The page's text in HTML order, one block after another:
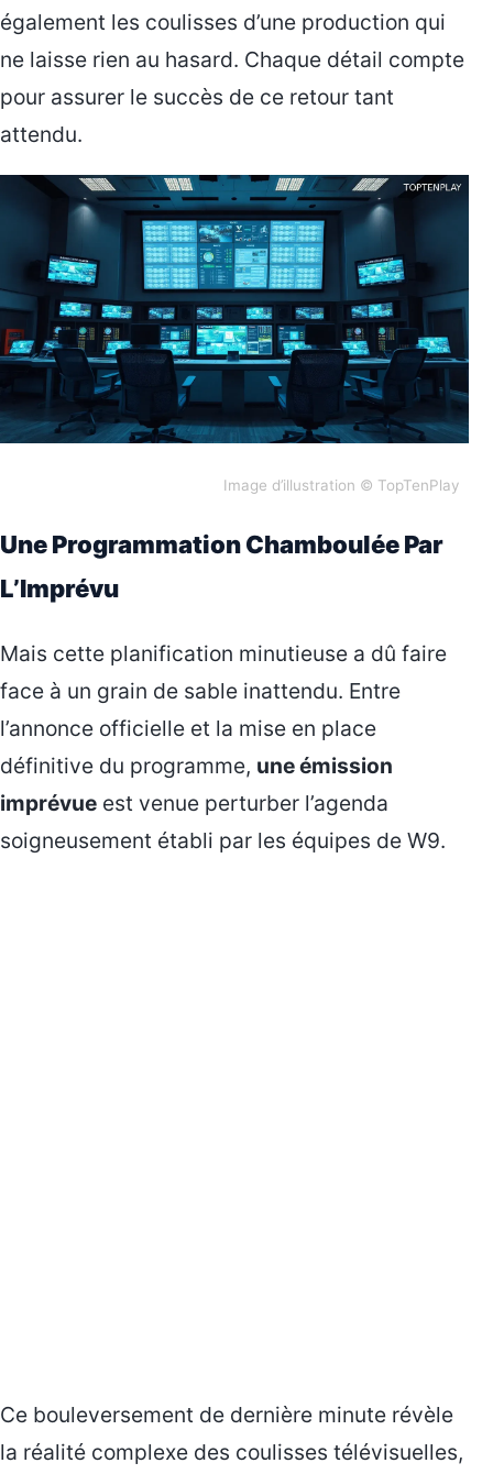
également les coulisses d’une production qui
ne laisse rien au hasard. Chaque détail compte
pour assurer le succès de ce retour tant
attendu.
Image d’illustration © TopTenPlay
Une Programmation Chamboulée Par
L’Imprévu
Mais cette planification minutieuse a dû faire
face à un grain de sable inattendu. Entre
l’annonce officielle et la mise en place
définitive du programme, une émission
imprévue est venue perturber l’agenda
soigneusement établi par les équipes de W9.
Ce bouleversement de dernière minute révèle
la réalité complexe des coulisses télévisuelles,